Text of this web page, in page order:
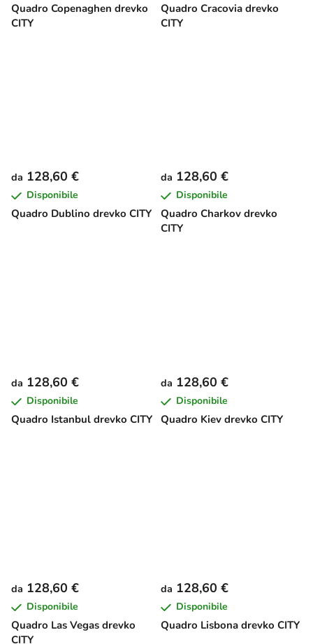
Quadro Copenaghen drevko
CITY
Quadro Cracovia drevko
CITY
Quadro Dublino drevko CITY
da 128,60 €
Disponibile
Quadro Charkov drevko
CITY
da 128,60 €
Disponibile
Quadro Istanbul drevko CITY
da 128,60 €
Disponibile
Quadro Kiev drevko CITY
da 128,60 €
Disponibile
Quadro Las Vegas drevko
CITY
da 128,60 €
Disponibile
Quadro Lisbona drevko CITY
da 128,60 €
Disponibile